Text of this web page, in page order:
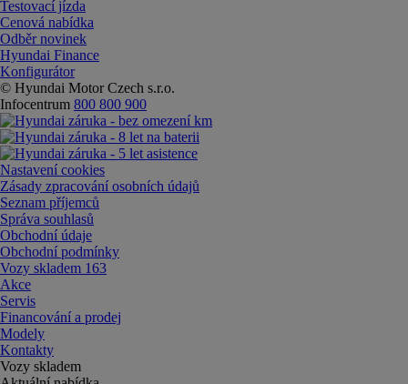
Testovací jízda
Cenová nabídka
Odběr novinek
Hyundai Finance
Konfigurátor
© Hyundai Motor Czech s.r.o.
Infocentrum 800 800 900
Nastavení cookies
Zásady zpracování osobních údajů
Seznam příjemců
Správa souhlasů
Obchodní údaje
Obchodní podmínky
Vozy skladem 163
Akce
Servis
Financování a prodej
Modely
Kontakty
Vozy skladem